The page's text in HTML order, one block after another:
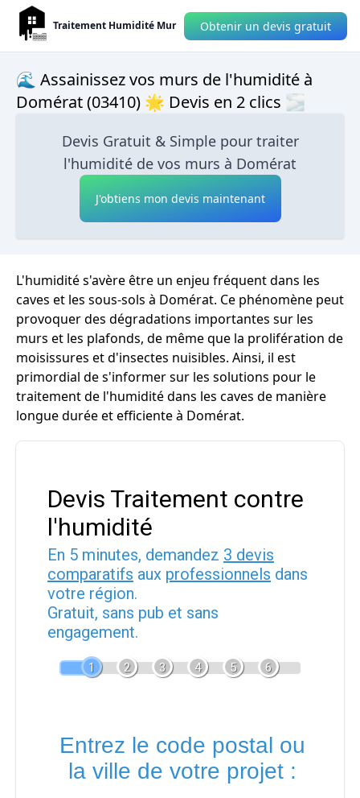
Traitement Humidité Mur Obtenir un devis gratuit
🌊 Assainissez vos murs de l'humidité à
Domérat (03410) 🌟 Devis en 2 clics 🌫
Devis Gratuit & Simple pour traiter
l'humidité de vos murs à Domérat
J'obtiens mon devis maintenant
L'humidité s'avère être un enjeu fréquent dans les
caves et les sous-sols à Domérat. Ce phénomène peut
provoquer des dégradations importantes sur les
murs et les plafonds, de même que la prolifération de
moisissures et d'insectes nuisibles. Ainsi, il est
primordial de s'informer sur les solutions pour le
traitement de l'humidité dans les caves de manière
longue durée et efficiente à Domérat.
Devis Traitement contre
l'humidité
En 5 minutes, demandez 3 devis
comparatifs aux professionnels dans
votre région.
Gratuit, sans pub et sans
engagement.
1 2 3 4 5 6
Entrez le code postal ou
la ville de votre projet :